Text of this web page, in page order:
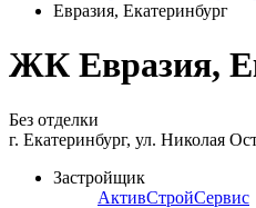
Евразия, Екатеринбург
ЖК Евразия,
Без отделки
г. Екатеринбург, ул. Николая
Застройщик
АктивСтройСервис